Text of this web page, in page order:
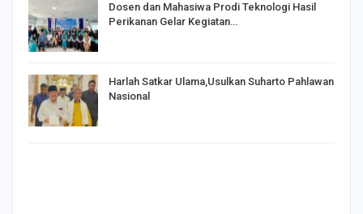
Dosen dan Mahasiwa Prodi Teknologi Hasil
Perikanan Gelar Kegiatan…
Harlah Satkar Ulama,Usulkan Suharto Pahlawan
Nasional